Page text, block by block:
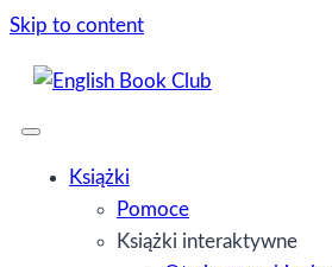
Skip to content
Książki
Pomoce
Książki interaktywne